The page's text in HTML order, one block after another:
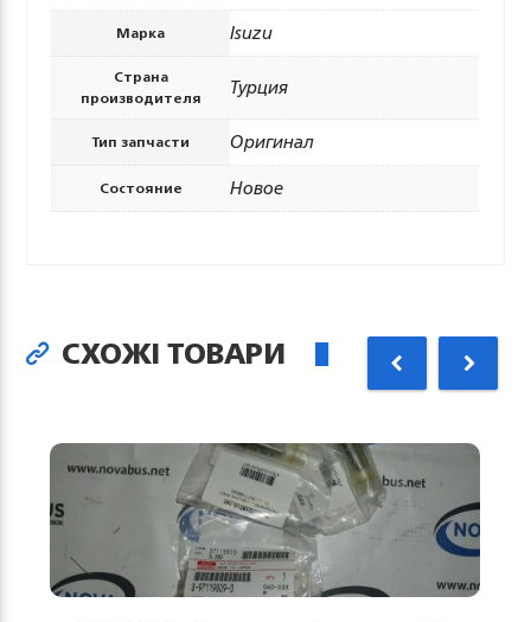
Марка Isuzu
Страна
производителя
Турция
Тип запчасти Оригинал
Состояние Новое
СХОЖІ ТОВАРИ